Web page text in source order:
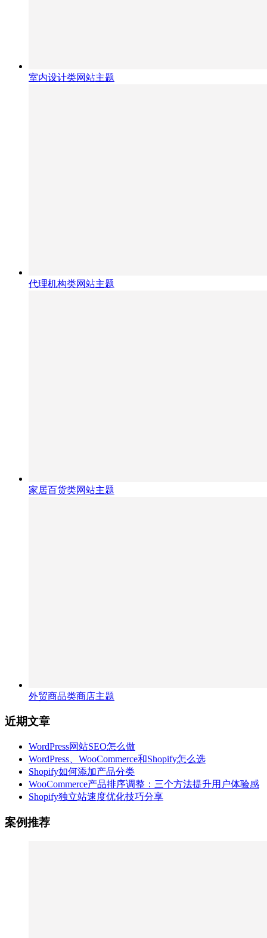
室内设计类网站主题
代理机构类网站主题
家居百货类网站主题
外贸商品类商店主题
近期文章
WordPress网站SEO怎么做
WordPress、WooCommerce和Shopify怎么选
Shopify如何添加产品分类
WooCommerce产品排序调整：三个方法提升用户体验感
Shopify独立站速度优化技巧分享
案例推荐